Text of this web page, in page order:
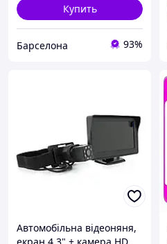
Купить
Барселона 93%
Автомобільна відеоняня,